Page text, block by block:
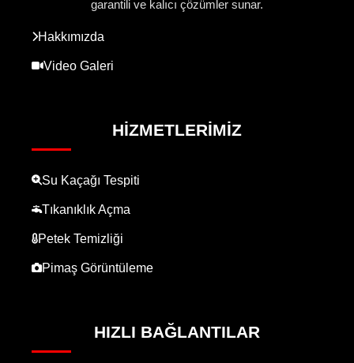
garantili ve kalıcı çözümler sunar.
Hakkımızda
Video Galeri
HIZMETLERIMIZ
Su Kaçağı Tespiti
Tıkanıklık Açma
Petek Temizliği
Pimaş Görüntüleme
HIZLI BAĞLANTILAR